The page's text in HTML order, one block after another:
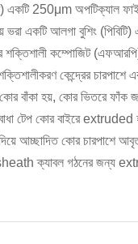
250μm অপটিক্যাল
ভরা একটি আলগা বুশিং
শক্তিশালী কম্পোজিট
কেন্দ্রের চারপাশে
বাঁকা হয়, কোর ভিতরে ফাঁক
টেপ কোর বাইরে extruded
আচ্ছাদিত কোর চারপাশে
sheath ক্যাবল গঠনের জন্য